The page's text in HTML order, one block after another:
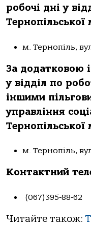
робочі дні у
Тернопільської
м. Тернопіль,
За додатковою
у відділ по
іншими
управління
Тернопільської
м. Тернопіль,
Контактний
(067)395-88-62
Читайте також: